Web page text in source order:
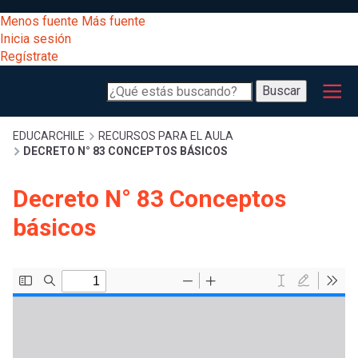
al
contenido
principal
[Educarchile
Escritorio]
Menú
entrar
a
Menos fuente Más fuente
Inicia sesión
Regístrate
Buscar
Buscar
Menú
principal
Desarrollo
Expand
Gestión
Expand
Comunidad
Expand
Expand
Sobrescribir
enlaces
de
ayuda
EDUCARCHILE
RECURSOS PARA EL AULA
DECRETO N° 83 CONCEPTOS BÁSICOS
Decreto N° 83 Conceptos
básicos